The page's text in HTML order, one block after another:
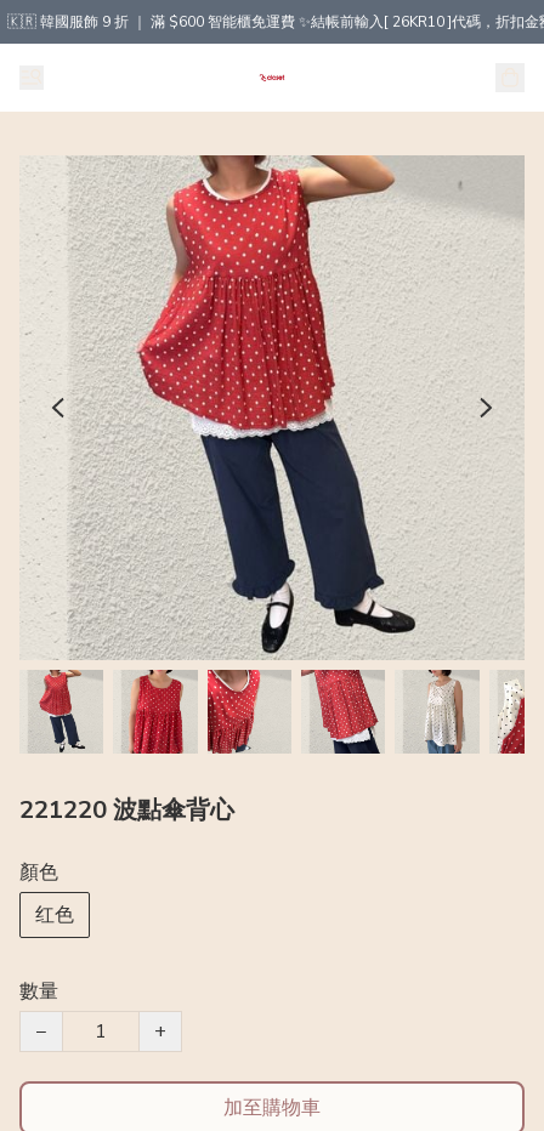
🇰🇷 韓國服飾 9 折 ｜ 滿 $600 智能櫃免運費 ✨結帳前輸入[ 26KR10 ]代碼，折扣金
221220 波點傘背心
顏色
红色
數量
−
+
加至購物車